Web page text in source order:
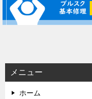
ゲ
ー
ンメニュー
ホーム